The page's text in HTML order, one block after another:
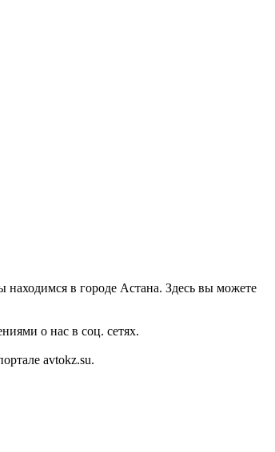
в городе Астана. Здесь вы можете
о нас в соц. сетях.
avtokz.su.